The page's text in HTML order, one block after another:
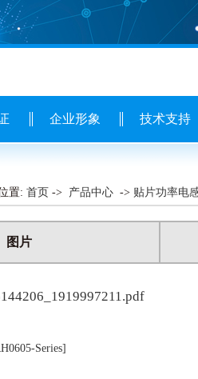
企业形象 技术支持
图片
置: 首页 -> 产品中心 -> 贴片功率电
Series]